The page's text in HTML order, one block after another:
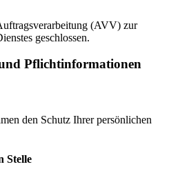
(AVV) zur
geschlossen.
Pflicht­informationen
den Schutz Ihrer persönlichen
Stelle